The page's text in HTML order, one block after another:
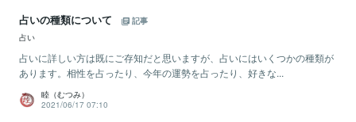
占いの種類について
記事
占い
占いに詳しい方は既にご存知だと思いますが、占いにはいくつかの種類が
あります。相性を占ったり、今年の運勢を占ったり、好きな...
睦（むつみ）
2021/06/17 07:10